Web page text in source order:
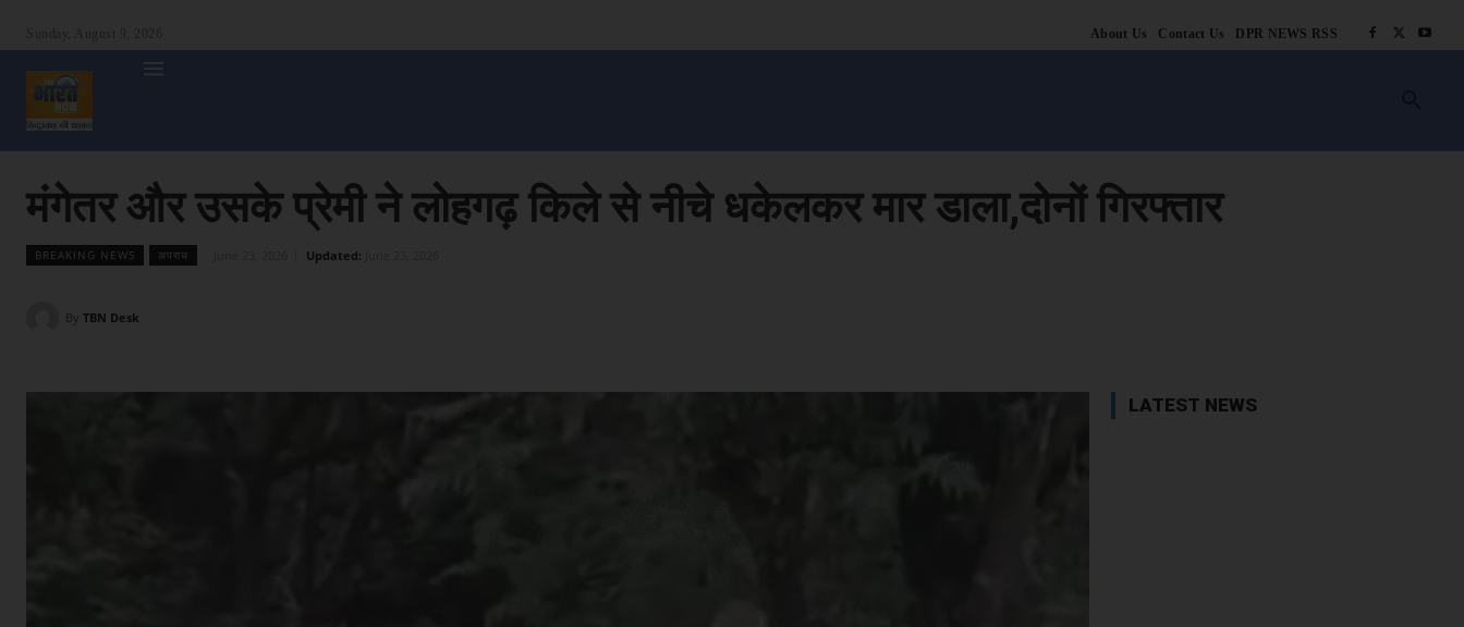
About Us Contact Us DPR NEWS RSS
मंगेतर और उसके प्रेमी ने लोहगढ़ किले से नीचे धकेलकर मार डाला,दोनों गिरफ्तार
BREAKING NEWS अपराध Updated:
By TBN Desk
LATEST NEWS